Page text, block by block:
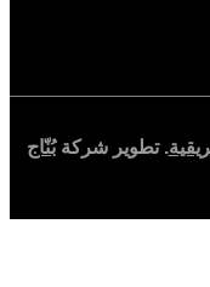
. تطوير شركةبُنّاج